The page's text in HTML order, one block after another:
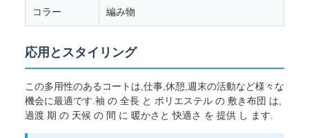
コラー 編み物
応用とスタイリング
この多用性のあるコートは,仕事,休憩,週末の活動など様々な
機会に最適です.袖 の 全長 と ポリエステル の 敷き布団 は,
過渡 期 の 天候 の 間 に 暖かさと 快適さ を 提供 し ます.